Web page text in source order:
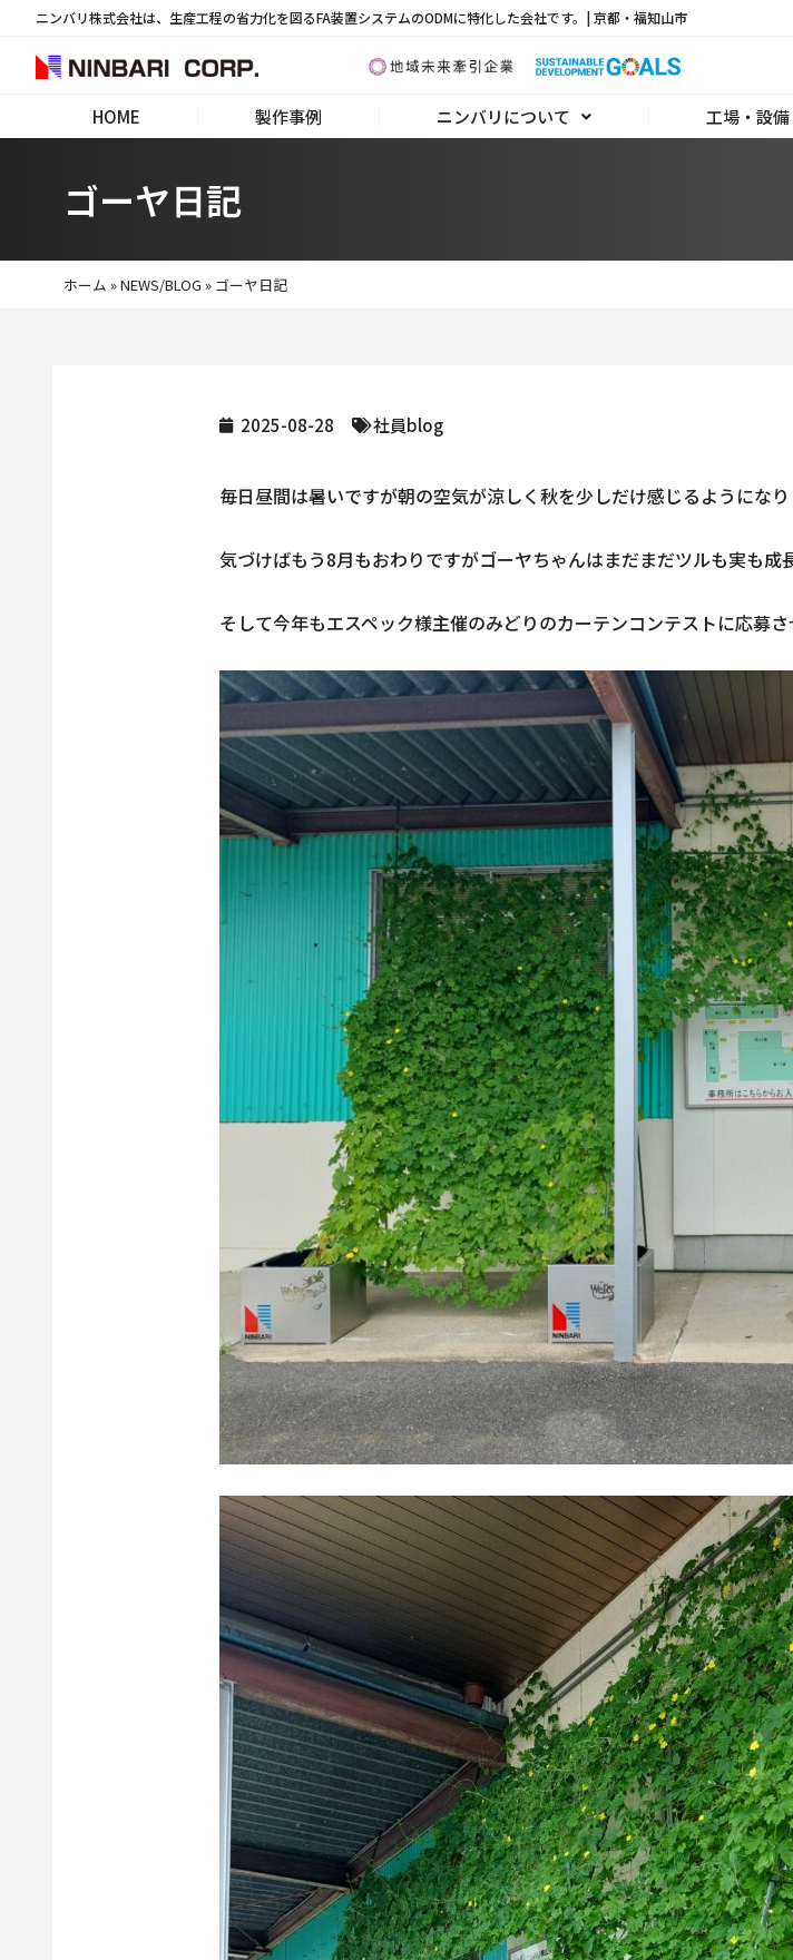
ニンバリ株式会社は、生産工程の省力化を図るFA装置システムのODMに特化した会社です。| 京都・福知山市
HOME 製作事例 ニンバリについて 工場・設備
ゴーヤ日記
ホーム »NEWS/BLOG » ゴーヤ日記
2025-08-28 社員blog
毎日昼間は暑いですが朝の空気が涼しく秋を少しだけ感じるようにな
気づけばもう8月もおわりですがゴーヤちゃんはまだまだツルも実も成
そして今年もエスペック様主催のみどりのカーテンコンテストに応募さ